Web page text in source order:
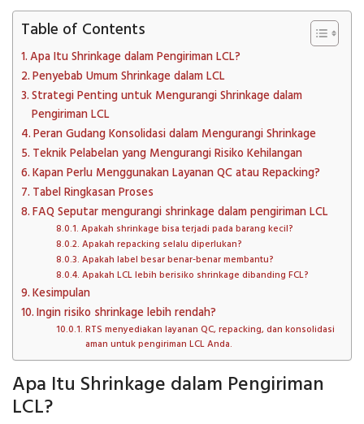
Table of Contents
Apa Itu Shrinkage dalam Pengiriman LCL?
Penyebab Umum Shrinkage dalam LCL
Strategi Penting untuk Mengurangi Shrinkage dalam
Pengiriman LCL
Peran Gudang Konsolidasi dalam Mengurangi Shrinkage
Teknik Pelabelan yang Mengurangi Risiko Kehilangan
Kapan Perlu Menggunakan Layanan QC atau Repacking?
Tabel Ringkasan Proses
FAQ Seputar mengurangi shrinkage dalam pengiriman LCL
Apakah shrinkage bisa terjadi pada barang kecil?
Apakah repacking selalu diperlukan?
Apakah label besar benar-benar membantu?
Apakah LCL lebih berisiko shrinkage dibanding FCL?
Kesimpulan
Ingin risiko shrinkage lebih rendah?
RTS menyediakan layanan QC, repacking, dan konsolidasi
aman untuk pengiriman LCL Anda.
Apa Itu Shrinkage dalam Pengiriman
LCL?